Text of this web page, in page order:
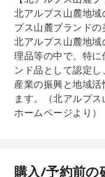
北アルプス山麓地
プス山麓ブランド
北アルプス山麓地域
理品等の中で、特に
ンド品として認定
産業の振興と地域
ます。（北アルプ
ホームページより）
購入/予約前の